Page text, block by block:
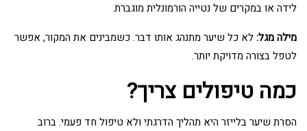
לידה או במקרים של נטייה הורמונלית מוגברת.
מילה מגל:לא כל שיער מתנהג אותו דבר. כשמבינים את המקור, אפשר
לטפל בצורה מדויקת יותר.
כמה טיפולים צריך?
הסרת שיער בלייזר היא תהליך הדרגתי ולא טיפול חד פעמי. ברוב